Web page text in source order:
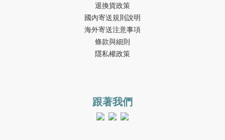
退換貨政策
國內寄送規則說明
海外寄送注意事項
條款與細則
隱私權政策
跟著我們